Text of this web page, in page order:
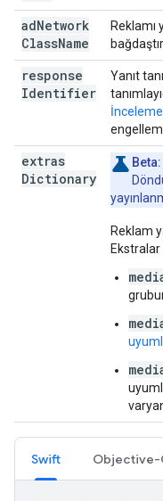
adNetwork
ClassName
Reklamı
response
Identifier
Yanıt
extras
Dictionary
Beta:
Reklam
Ekstralar
Swift Objective-